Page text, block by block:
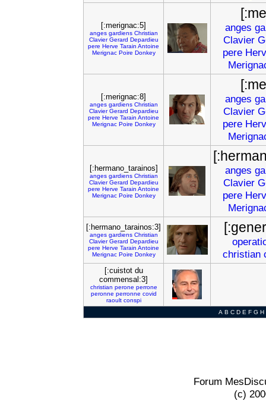
[:merignac:5]
anges gardiens Christian
Clavier Gerard Depardieu
pere Herve Tarain Antoine
Merignac Poire Donkey
anges
Clavier
pere
[:merignac:8]
anges gardiens Christian
Clavier Gerard Depardieu
pere Herve Tarain Antoine
Merignac Poire Donkey
anges
Clavier
pere
[:hermano_tarainos]
anges gardiens Christian
Clavier Gerard Depardieu
pere Herve Tarain Antoine
Merignac Poire Donkey
anges
Clavier
pere
[:hermano_tarainos:3]
anges gardiens Christian
Clavier Gerard Depardieu
pere Herve Tarain Antoine
Merignac Poire Donkey
christian
[:cuistot du
commensal:3]
christian perone perrone
peronne perronne covid
raoult conspi
A B C D E F G H
Forum
(c)